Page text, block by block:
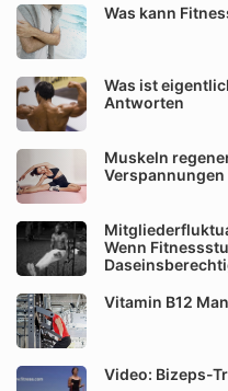
Was kann
Was ist
Antworten
Muskeln
Verspannungen
Wenn
Vitamin B12
Video: Bizeps-